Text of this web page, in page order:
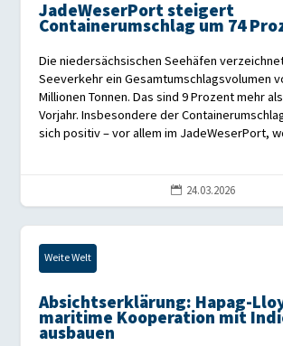
JadeWeserPort steigert
Containerumschlag um 74
Die niedersächsischen Seehäfen
Seeverkehr ein Gesamtumschlagsvolumen
Millionen Tonnen. Das sind 9 Prozent mehr
Vorjahr. Insbesondere der
sich positiv – vor allem im JadeWeserPort,
 24.03.2026
Weite Welt
Absichtserklärung: Hapag-
maritime Kooperation mit
ausbauen